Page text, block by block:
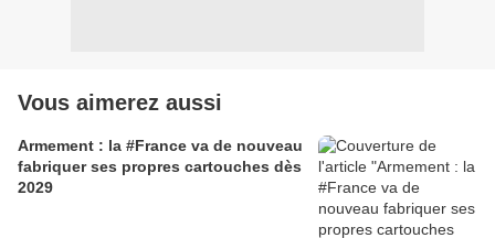
Vous aimerez aussi
Armement : la #France va de nouveau
fabriquer ses propres cartouches dès
2029